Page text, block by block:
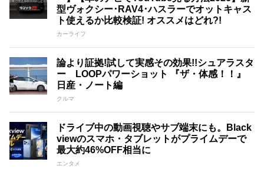
型ヴォクシー･RAV4･ハスラーでオットキャス
ト使えるか比較検証! オススメはどれ?!
カーライフ
論より証拠!試して実感その効果!!シュアラスタ
ー LOOPパワーショット 『ザ・体感！！』
日産・ノート編
クルマ
ドライブ中の動画視聴やサブ端末にも。Black
viewのスマホ・タブレットがプライムデーで
最大約46%OFF相当に
エンタメ